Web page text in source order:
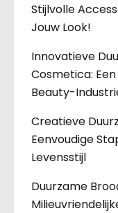
Stijlvolle
Jouw Look!
Innovatieve
Cosmetica:
Beauty-
Creatieve
Eenvoudige
Levensstijl
Duurzame